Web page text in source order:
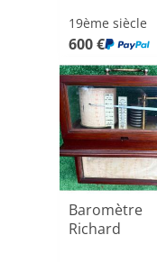
19ème siècle
600 €
Baromètre
Richard